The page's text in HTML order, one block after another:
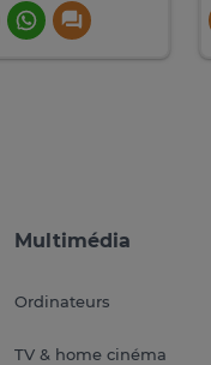
Multimédia
Ordinateurs
TV & home cinéma